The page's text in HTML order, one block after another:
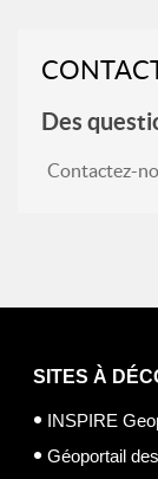
Des
Contactez-
SITES À
INSPIRE
Géoportail